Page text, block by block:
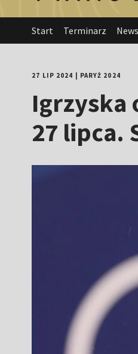
Start Terminarz News
27 LIP 2024 PARYŻ 2024
Igrzyska
27 lipca.